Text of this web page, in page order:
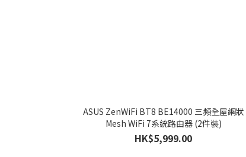
ASUS ZenWiFi BT8 BE14000 三頻全屋網狀
Mesh WiFi 7系統路由器 (2件裝)
HK$5,999.00